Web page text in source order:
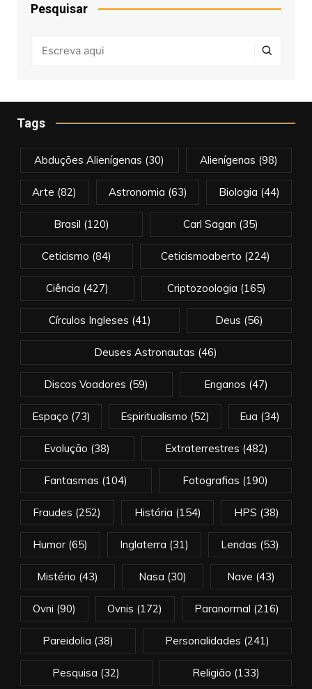
Pesquisar
Tags
Abduções Alienígenas (30) Alienígenas (98)
Arte (82) Astronomia (63) Biologia (44)
Brasil (120) Carl Sagan (35)
Ceticismo (84) Ceticismoaberto (224)
Ciência (427) Criptozoologia (165)
Círculos Ingleses (41) Deus (56)
Deuses Astronautas (46)
Discos Voadores (59) Enganos (47)
Espaço (73) Espiritualismo (52) Eua (34)
Evolução (38) Extraterrestres (482)
Fantasmas (104) Fotografias (190)
Fraudes (252) História (154) HPS (38)
Humor(65) Inglaterra (31) Lendas (53)
Mistério (43) Nasa (30) Nave (43)
Ovni (90) Ovnis (172) Paranormal (216)
Pareidolia (38) Personalidades (241)
Pesquisa (32) Religião (133)